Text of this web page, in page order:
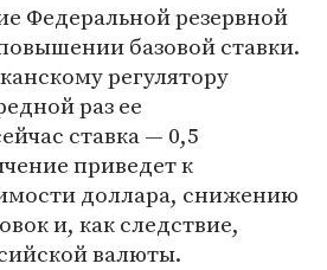
Федеральной резервной
базовой ставки.
регулятору
раз ее
ставка — 0,5
приведет к
доллара, снижению
и, как следствие,
валюты.